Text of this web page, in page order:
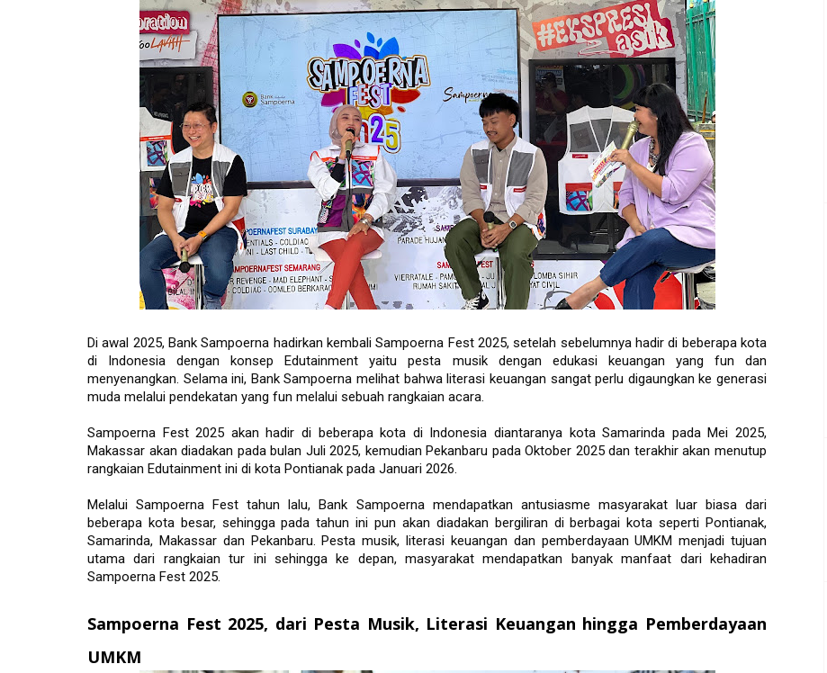
Di awal 2025, Bank Sampoerna hadirkan kembali Sampoerna Fest 2025, setelah sebelumnya hadir di beberapa kota
di Indonesia dengan konsep Edutainment yaitu pesta musik dengan edukasi keuangan yang fun dan
menyenangkan. Selama ini, Bank Sampoerna melihat bahwa literasi keuangan sangat perlu digaungkan ke generasi
muda melalui pendekatan yang fun melalui sebuah rangkaian acara.
Sampoerna Fest 2025 akan hadir di beberapa kota di Indonesia diantaranya kota Samarinda pada Mei 2025,
Makassar akan diadakan pada bulan Juli 2025, kemudian Pekanbaru pada Oktober 2025 dan terakhir akan menutup
rangkaian Edutainment ini di kota Pontianak pada Januari 2026.
Melalui Sampoerna Fest tahun lalu, Bank Sampoerna mendapatkan antusiasme masyarakat luar biasa dari
beberapa kota besar, sehingga pada tahun ini pun akan diadakan bergiliran di berbagai kota seperti Pontianak,
Samarinda, Makassar dan Pekanbaru. Pesta musik, literasi keuangan dan pemberdayaan UMKM menjadi tujuan
utama dari rangkaian tur ini sehingga ke depan, masyarakat mendapatkan banyak manfaat dari kehadiran
Sampoerna Fest 2025.
Sampoerna Fest 2025, dari Pesta Musik, Literasi Keuangan hingga Pemberdayaan
UMKM